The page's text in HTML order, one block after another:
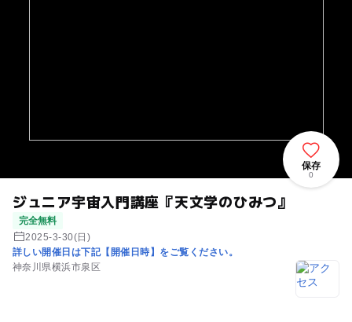
ジュニア宇宙入門講座『天文学のひみつ』
完全無料
2025-3-30(日)
詳しい開催日は下記【開催日時】をご覧ください。
神奈川県横浜市泉区
保存
0